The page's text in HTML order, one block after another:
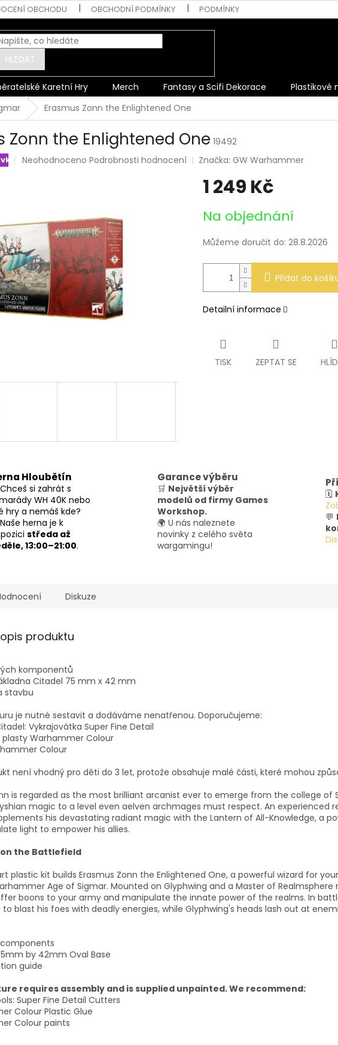
OBCHODU OBCHODNÍ PODMÍNKY PODMÍNKY OCHRANY OSOBNÍCH
HLEDAT
Karetní Hry Merch Fantasy a Scifi Dekorace Plastikové
Erasmus Zonn the Enlightened One
Zonn the Enlightened One 19492
Průměrné
5
hvězdiček.
Neohodnoceno Podrobnosti hodnocení Značka: GW Warhammer
1 249 Kč
cena:
Na objednání
Můžeme doručit do: 28.8.2026
Přidat do
Detailní informace
TISK ZEPTAT SE
Hloubětín
si zahrát s
WH 40K nebo
hry a nemáš kde?
herna je k
středa až
13:00–21:00.
Garance výběru
🛒 Největší výběr
modelů od firmy Games
Workshop.
🌍 U nás naleznete
novinky z celého světa
wargamingu!
🗓️
💬
Diskuze
produktu
komponentů
Citadel 75 mm x 42 mm
stavbu
je nutné sestavit a dodáváme nenatřenou. Doporučujeme:
Vykrajovátka Super Fine Detail
plasty Warhammer Colour
Colour
není vhodný pro děti do 3 let, protože obsahuje malé části, které mohou
is regarded as the most brilliant arcanist ever to emerge from the college of
magic to a level even aelven archmages must respect. An experienced
his devastating radiant magic with the Lantern of All-Knowledge, a
light to empower his allies.
on the Battlefield
plastic kit builds Erasmus Zonn the Enlightened One, a powerful wizard for
Age of Sigmar. Mounted on Glyphwing and a Master of Realmsphere
boons to your army and manipulate the innate power of the realms. In
to blast his foes with deadly energies, while Glyphwing's heads lash out at
by 42mm Oval Base
guide
requires assembly and is supplied unpainted. We recommend:
Super Fine Detail Cutters
Colour Plastic Glue
Colour paints